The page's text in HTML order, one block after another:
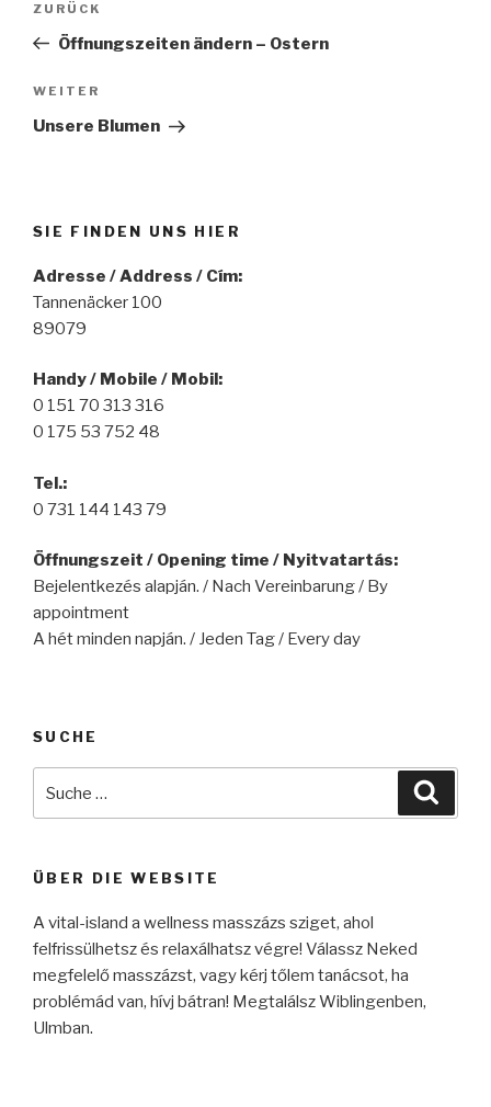
Vorheriger
Beitrag
ZURÜCK
Öffnungszeiten ändern – Ostern
Nächster
Beitrag
WEITER
Unsere Blumen
SIE FINDEN UNS HIER
Adresse / Address / Cím:
Tannenäcker 100
89079
Handy / Mobile / Mobil:
0 151 70 313 316
0 175 53 752 48
Tel.:
0 731 144 143 79
Öffnungszeit / Opening time / Nyitvatartás:
Bejelentkezés alapján. / Nach Vereinbarung / By
appointment
A hét minden napján. / Jeden Tag / Every day
SUCHE
ÜBER DIE WEBSITE
A vital-island a wellness masszázs sziget, ahol
felfrissülhetsz és relaxálhatsz végre! Válassz Neked
megfelelő masszázst, vagy kérj tőlem tanácsot, ha
problémád van, hívj bátran! Megtalálsz Wiblingenben,
Ulmban.